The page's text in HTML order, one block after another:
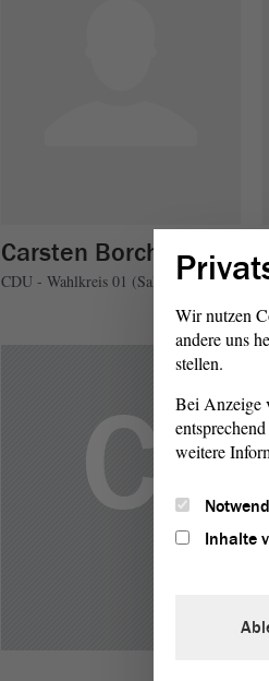
Carsten Borchert
CDU - Wahlkreis 01 (Salzwedel)
C
Wir nutzen
andere uns
stellen.
Bei Anzeige
weitere
Inhalte